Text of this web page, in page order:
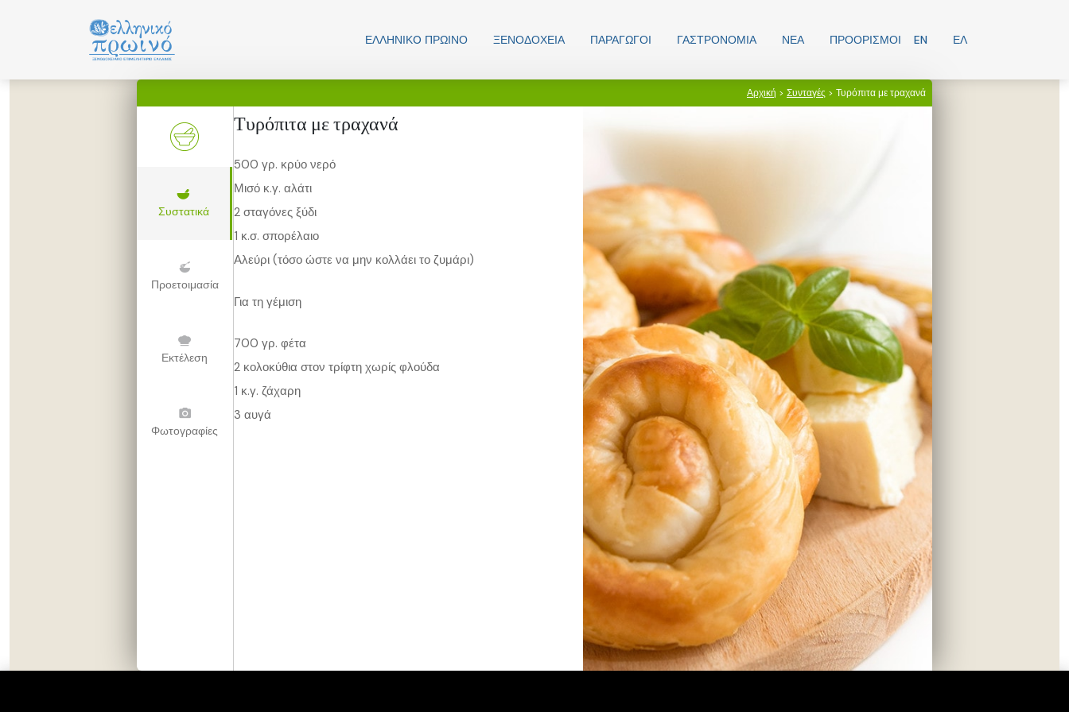
ΕΛΛΗΝΙΚO ΠΡΩΙΝΟ ΞΕΝΟΔΟΧΕΊΑ ΠΑΡΑΓΩΓΟΊ ΓΑΣΤΡΟΝΟΜΊΑ ΝΕΑ ΠΡΟΟΡΙΣΜΟΊ EN ΕΛ
Αρχική > Συνταγές > Τυρόπιτα με τραχανά
Συστατικά
Προετοιμασία
Εκτέλεση
Φωτογραφίες
Τυρόπιτα με τραχανά
500 γρ. κρύο νερό
Μισό κ.γ. αλάτι
2 σταγόνες ξύδι
1 κ.σ. σπορέλαιο
Αλεύρι (τόσο ώστε να μην κολλάει το ζυμάρι)
Για τη γέμιση
700 γρ. φέτα
2 κολοκύθια στον τρίφτη χωρίς φλούδα
1 κ.γ. ζάχαρη
3 αυγά